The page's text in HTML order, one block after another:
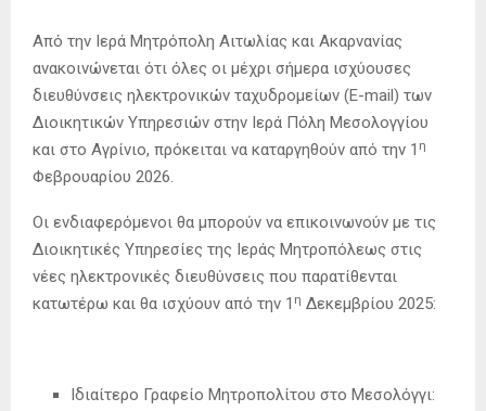
Από την Ιερά Μητρόπολη Αιτωλίας και Ακαρνανίας
ανακοινώνεται ότι όλες οι μέχρι σήμερα ισχύουσες
διευθύνσεις ηλεκτρονικών ταχυδρομείων (E-mail) των
Διοικητικών Υπηρεσιών στην Ιερά Πόλη Μεσολογγίου
και στο Αγρίνιο, πρόκειται να καταργηθούν από την 1 η
Φεβρουαρίου 2026.
Οι ενδιαφερόμενοι θα μπορούν να επικοινωνούν με τις
Διοικητικές Υπηρεσίες της Ιεράς Μητροπόλεως στις
νέες ηλεκτρονικές διευθύνσεις που παρατίθενται
κατωτέρω και θα ισχύουν από την 1 η Δεκεμβρίου 2025:
Ιδιαίτερο Γραφείο Μητροπολίτου στο Μεσολόγγι: